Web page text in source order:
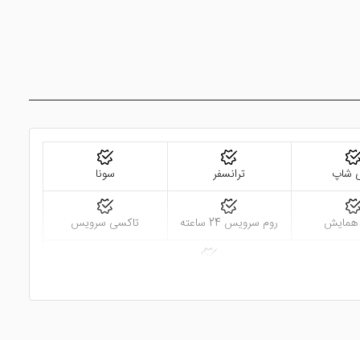
شاپ ترانسفر سونا
همایش روم سرویس 24 ساعته تاکسی سرویس